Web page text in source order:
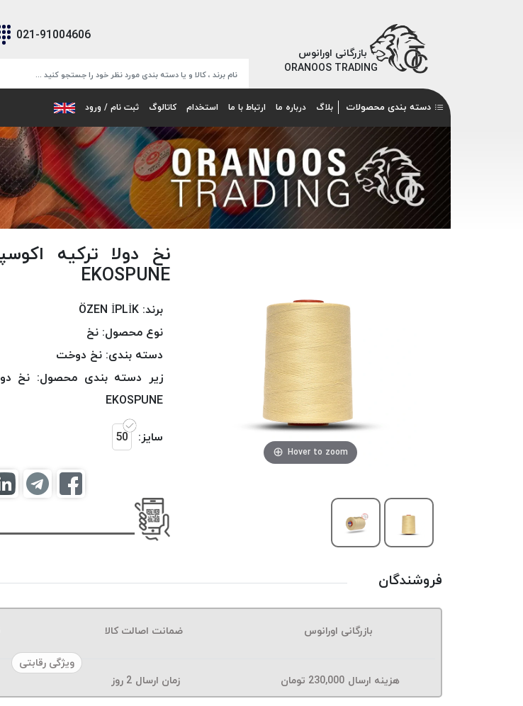
بازرگانی اورانوس
ORANOOS TRADING
021-91004606
دسته بندی محصولات بلاگ درباره ما ارتباط با ما استخدام کاتالوگ ثبت نام / ورود
Hover to zoom
EKOSPUNE
برند: ÖZEN İPLİK
نوع محصول: نخ
دسته بندی: نخ دوخت
زیر دسته بندی محصول: نخ
EKOSPUNE
سایز: 50
فروشندگان
بازرگانی اورانوس ضمانت اصالت کالا
ویژگی رقابتی
هزینه ارسال 230,000 تومان زمان ارسال 2 روز